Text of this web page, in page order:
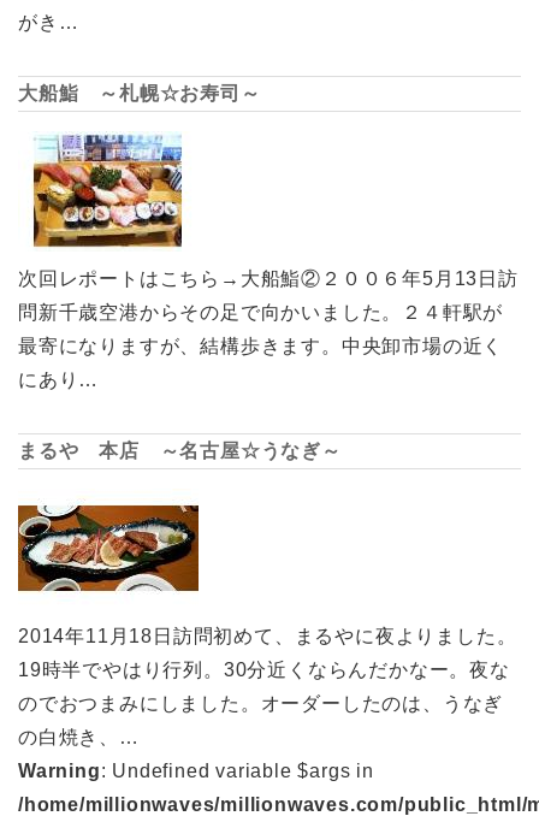
がき…
大船鮨 ～札幌☆お寿司～
次回レポートはこちら→大船鮨②２００６年5月13日訪
問新千歳空港からその足で向かいました。２４軒駅が
最寄になりますが、結構歩きます。中央卸市場の近く
にあり…
まるや 本店 ～名古屋☆うなぎ～
2014年11月18日訪問初めて、まるやに夜よりました。
19時半でやはり行列。30分近くならんだかなー。夜な
のでおつまみにしました。オーダーしたのは、うなぎ
の白焼き、…
Warning: Undefined variable $args in
/home/millionwaves/millionwaves.com/public_html/